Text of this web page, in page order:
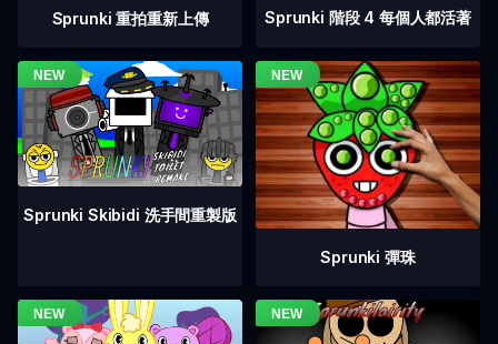
Sprunki 重拍重新上傳 Sprunki 階段 4 每個人都活著
Sprunki Skibidi 洗手間重製版
Sprunki 彈珠